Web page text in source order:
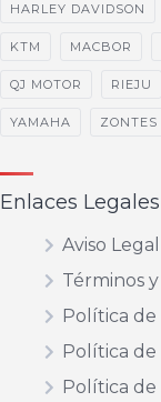
HARLEY DAVIDSON
KTM MACBOR
QJ MOTOR RIEJU
YAMAHA ZONTES
Enlaces Legales
Aviso Legal
Términos
Política de
Política de
Política